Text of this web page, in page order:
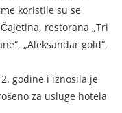
koristile su se
restorana „Tri
„Aleksandar gold“,
godine i iznosila je
za usluge hotela